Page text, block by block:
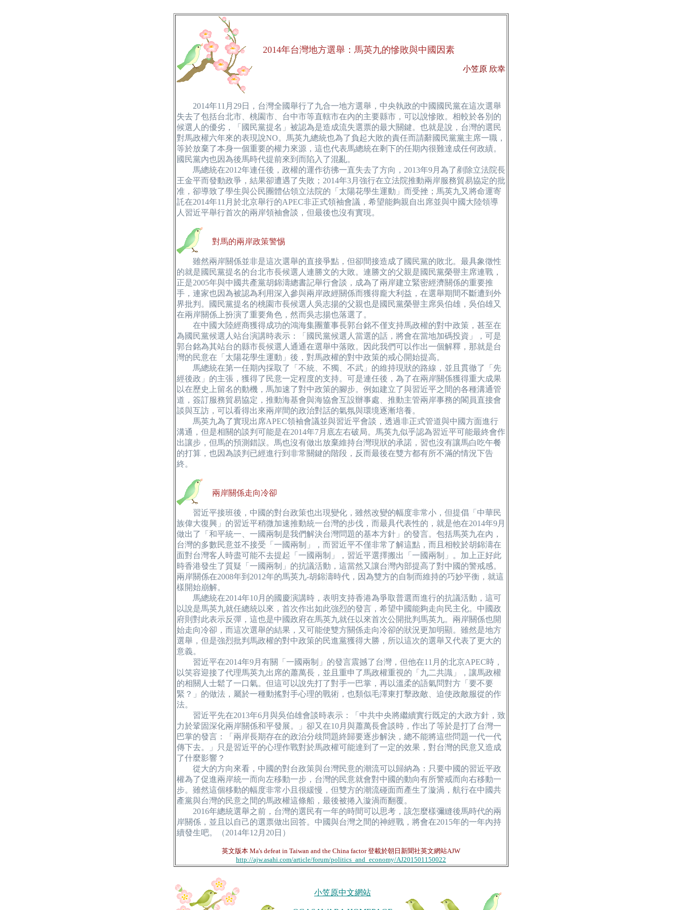
2014年台灣地方選舉：馬英九的慘敗與中國因素
小笠原 欣幸
2014年11月29日，台灣全國舉行了九合一地方選舉，中央執政的中國國民黨在這次選舉
失去了包括台北市、桃園市、台中市等直轄市在內的主要縣市，可以說慘敗。相較於各別的
候選人的優劣，「國民黨提名」被認為是造成流失選票的最大關鍵。也就是說，台灣的選民
對馬政權六年來的表現說NO。馬英九總統也為了負起大敗的責任而請辭國民黨黨主席一職，
等於放棄了本身一個重要的權力來源，這也代表馬總統在剩下的任期內很難達成任何政績。
國民黨內也因為後馬時代提前來到而陷入了混亂。
馬總統在2012年連任後，政權的運作彷彿一直失去了方向，2013年9月為了剷除立法院長
王金平而發動政爭，結果卻遭遇了失敗；2014年3月強行在立法院推動兩岸服務貿易協定的批
准，卻導致了學生與公民團體佔領立法院的「太陽花學生運動」而受挫；馬英九又將命運寄
託在2014年11月於北京舉行的APEC非正式領袖會議，希望能夠親自出席並與中國大陸領導
人習近平舉行首次的兩岸領袖會談，但最後也沒有實現。
對馬的兩岸政策警惕
雖然兩岸關係並非是這次選舉的直接爭點，但卻間接造成了國民黨的敗北。最具象徵性
的就是國民黨提名的台北市長候選人連勝文的大敗。連勝文的父親是國民黨榮譽主席連戰，
正是2005年與中國共產黨胡錦濤總書記舉行會談，成為了兩岸建立緊密經濟關係的重要推
手，連家也因為被認為利用深入參與兩岸政經關係而獲得龐大利益，在選舉期間不斷遭到外
界批判。國民黨提名的桃園市長候選人吳志揚的父親也是國民黨榮譽主席吳伯雄，吳伯雄又
在兩岸關係上扮演了重要角色，然而吳志揚也落選了。
在中國大陸經商獲得成功的鴻海集團董事長郭台銘不僅支持馬政權的對中政策，甚至在
為國民黨候選人站台演講時表示：「國民黨候選人當選的話，將會在當地加碼投資」，可是
郭台銘為其站台的縣市長候選人通通在選舉中落敗。因此我們可以作出一個解釋，那就是台
灣的民意在「太陽花學生運動」後，對馬政權的對中政策的戒心開始提高。
馬總統在第一任期內採取了「不統、不獨、不武」的維持現狀的路線，並且貫徹了「先
經後政」的主張，獲得了民意一定程度的支持。可是連任後，為了在兩岸關係獲得重大成果
以在歷史上留名的動機，馬加速了對中政策的腳步。例如建立了與習近平之間的各種溝通管
道，簽訂服務貿易協定，推動海基會與海協會互設辦事處、推動主管兩岸事務的閣員直接會
談與互訪，可以看得出來兩岸間的政治對話的氣氛與環境逐漸培養。
馬英九為了實現出席APEC領袖會議並與習近平會談，透過非正式管道與中國方面進行
溝通，但是相關的談判可能是在2014年7月底左右破局。馬英九似乎認為習近平可能最終會作
出讓步，但馬的預測錯誤。馬也沒有做出放棄維持台灣現狀的承諾，習也沒有讓馬白吃午餐
的打算，也因為談判已經進行到非常關鍵的階段，反而最後在雙方都有所不滿的情況下告
終。
兩岸關係走向冷卻
習近平接班後，中國的對台政策也出現變化，雖然改變的幅度非常小，但提倡「中華民
族偉大復興」的習近平稍微加速推動統一台灣的步伐，而最具代表性的，就是他在2014年9月
做出了「和平統一、一國兩制是我們解決台灣問題的基本方針」的發言。包括馬英九在內，
台灣的多數民意並不接受「一國兩制」，而習近平不僅非常了解這點，而且相較於胡錦濤在
面對台灣客人時盡可能不去提起「一國兩制」，習近平選擇搬出「一國兩制」。加上正好此
時香港發生了質疑「一國兩制」的抗議活動，這當然又讓台灣內部提高了對中國的警戒感。
兩岸關係在2008年到2012年的馬英九-胡錦濤時代，因為雙方的自制而維持的巧妙平衡，就這
樣開始崩解。
馬總統在2014年10月的國慶演講時，表明支持香港為爭取普選而進行的抗議活動，這可
以說是馬英九就任總統以來，首次作出如此強烈的發言，希望中國能夠走向民主化。中國政
府則對此表示反彈，這也是中國政府在馬英九就任以來首次公開批判馬英九。兩岸關係也開
始走向冷卻，而這次選舉的結果，又可能使雙方關係走向冷卻的狀況更加明顯。雖然是地方
選舉，但是強烈批判馬政權的對中政策的民進黨獲得大勝，所以這次的選舉又代表了更大的
意義。
習近平在2014年9月有關「一國兩制」的發言震撼了台灣，但他在11月的北京APEC時，
以笑容迎接了代理馬英九出席的蕭萬長，並且重申了馬政權重視的「九二共識」，讓馬政權
的相關人士鬆了一口氣。但這可以說先打了對手一巴掌，再以溫柔的語氣問對方「要不要
緊？」的做法，屬於一種動搖對手心理的戰術，也類似毛澤東打擊政敵、迫使政敵服從的作
法。
習近平先在2013年6月與吳伯雄會談時表示：「中共中央將繼續實行既定的大政方針，致
力於鞏固深化兩岸關係和平發展。」卻又在10月與蕭萬長會談時，作出了等於是打了台灣一
巴掌的發言：「兩岸長期存在的政治分歧問題終歸要逐步解決，總不能將這些問題一代一代
傳下去。」只是習近平的心理作戰對於馬政權可能達到了一定的效果，對台灣的民意又造成
了什麼影響？
從大的方向來看，中國的對台政策與台灣民意的潮流可以歸納為：只要中國的習近平政
權為了促進兩岸統一而向左移動一步，台灣的民意就會對中國的動向有所警戒而向右移動一
步。雖然這個移動的幅度非常小且很緩慢，但雙方的潮流碰面而產生了漩渦，航行在中國共
產黨與台灣的民意之間的馬政權這條船，最後被捲入漩渦而翻覆。
2016年總統選舉之前，台灣的選民有一年的時間可以思考，該怎麼樣彌縫後馬時代的兩
岸關係，並且以自己的選票做出回答。中國與台灣之間的神經戰，將會在2015年的一年內持
續發生吧。（2014年12月20日）
英文版本 Ma's defeat in Taiwan and the China factor 登載於朝日新聞社英文網站AJW
http://ajw.asahi.com/article/forum/politics_and_economy/AJ201501150022
小笠原中文網站